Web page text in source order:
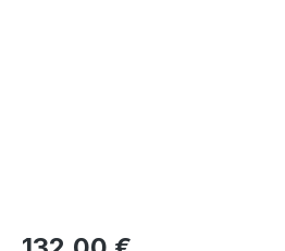
Regulärer Preis: